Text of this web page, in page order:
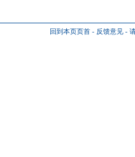
回到本页页首 - 反馈意见 -